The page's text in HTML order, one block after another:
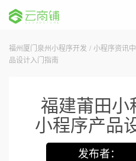
福州厦门泉州小程序开发 / 小程序资讯
品设计入门指南
福建莆田小
小程序产品
发布者：